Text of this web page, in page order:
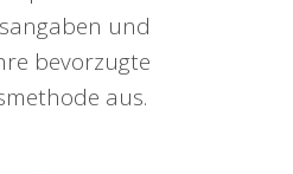
und
bevorzugte
aus.